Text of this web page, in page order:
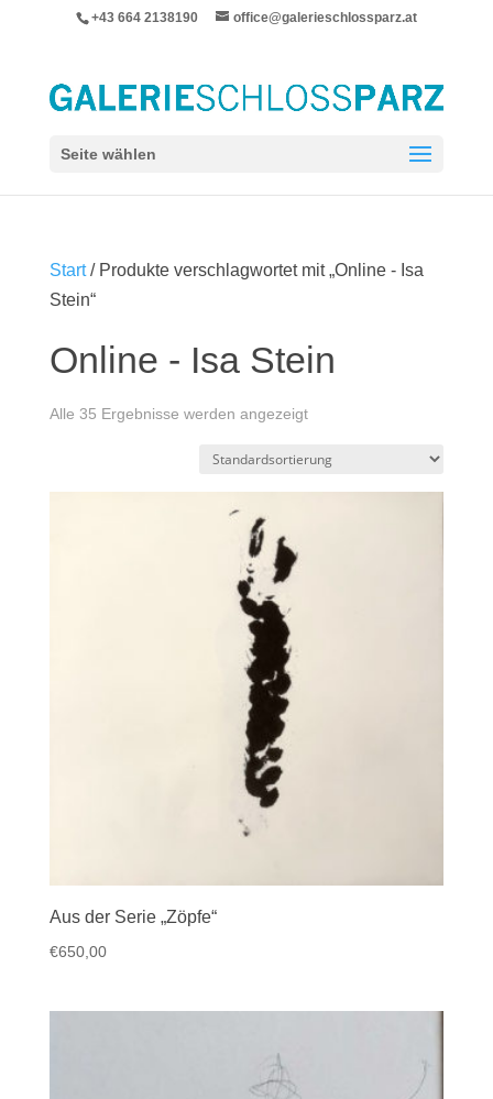
+43 664 2138190 office@galerieschlossparz.at
Seite wählen
Start/ Produkte verschlagwortet mit „Online - Isa
Stein“
Online - Isa Stein
Alle 35 Ergebnisse werden angezeigt
Aus der Serie „Zöpfe“
€650,00